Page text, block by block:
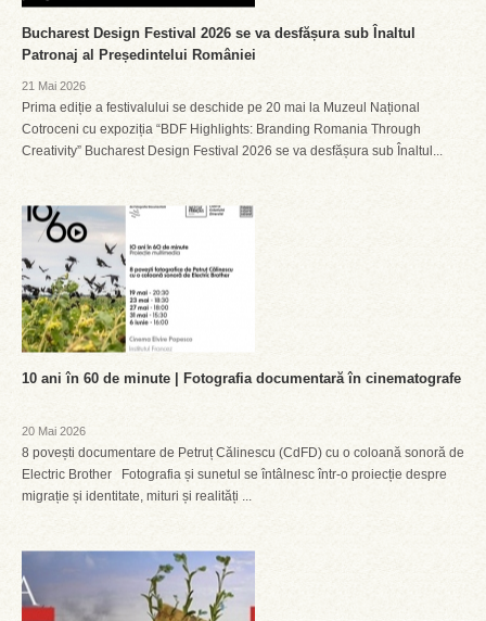
Bucharest Design Festival 2026 se va desfășura sub Înaltul
Patronaj al Președintelui României
21 Mai 2026
Prima ediție a festivalului se deschide pe 20 mai la Muzeul Național
Cotroceni cu expoziția “BDF Highlights: Branding Romania Through
Creativity” Bucharest Design Festival 2026 se va desfășura sub Înaltul...
10 ani în 60 de minute | Fotografia documentară în cinematografe
20 Mai 2026
8 povești documentare de Petruț Călinescu (CdFD) cu o coloană sonoră de
Electric Brother Fotografia și sunetul se întâlnesc într-o proiecție despre
migrație și identitate, mituri și realități ...